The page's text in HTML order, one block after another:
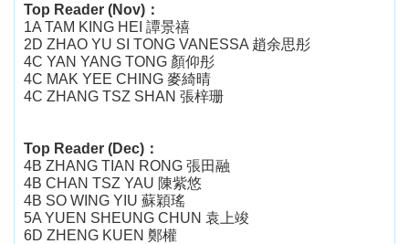
Top Reader (Nov) ：
1A TAM KING HEI 譚景禧
2D ZHAO YU SI TONG VANESSA 趙余思彤
4C YAN YANG TONG 顏仰彤
4C MAK YEE CHING 麥綺晴
4C ZHANG TSZ SHAN 張梓珊
Top Reader (Dec) ：
4B ZHANG TIAN RONG 張田融
4B CHAN TSZ YAU 陳紫悠
4B SO WING YIU 蘇穎瑤
5A YUEN SHEUNG CHUN 袁上竣
6D ZHENG KUEN 鄭權